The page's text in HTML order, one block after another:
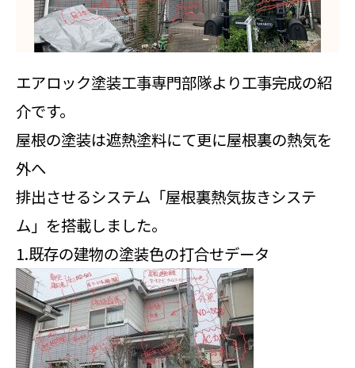
エアロック塗装工事専門部隊より工事完成の紹
介です。
屋根の塗装は遮熱塗料にて更に屋根裏の熱気を
外へ
排出させるシステム「屋根裏熱気抜きシステ
ム」を搭載しました。
1.既存の建物の塗装色の打合せデータ